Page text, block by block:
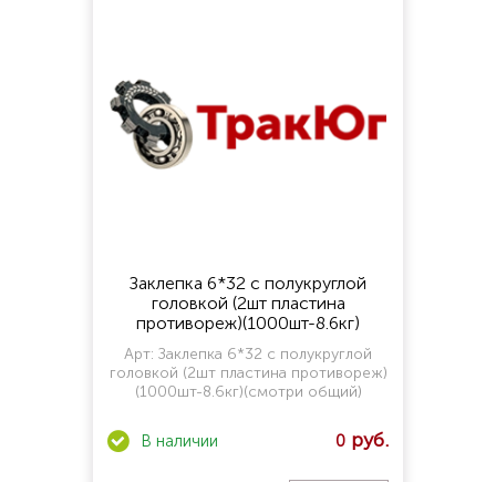
Заклепка 6*32 с полукруглой
головкой (2шт пластина
противореж)(1000шт-8.6кг)
(смотри общий)
Арт: Заклепка 6*32 с полукруглой
головкой (2шт пластина противореж)
(1000шт-8.6кг)(смотри общий)
0